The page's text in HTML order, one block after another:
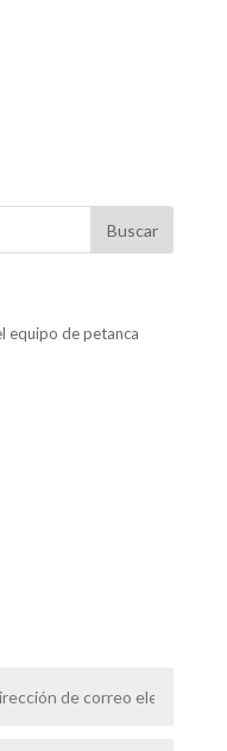
equipo de petanca